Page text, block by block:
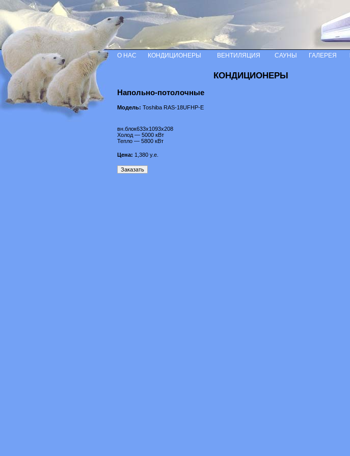
КОНДИЦИОНЕРЫ
Напольно-потолочные
Модель: Toshiba RAS-18UFHP-E
вн.блок633х1093х208
Холод — 5000 кВт
Тепло — 5800 кВт
Цена: 1,380 у.е.
О НАС КОНДИЦИОНЕРЫ ВЕНТИЛЯЦИЯ САУНЫ ГАЛЕРЕЯ